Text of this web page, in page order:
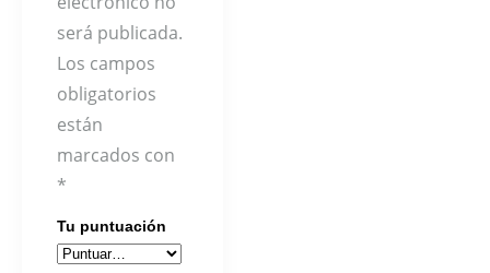
será publicada.
Los campos
obligatorios
están
marcados con
*
Tu puntuación